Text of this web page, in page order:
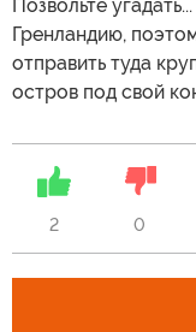
Позвольте
Гренландию,
отправить туда
остров под свой
2 0